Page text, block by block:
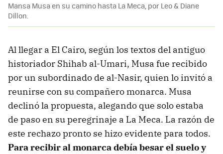
Mansa Musa en su camino hasta La Meca, por Leo & Diane
Dillon.
Al llegar a El Cairo, según los textos del antiguo
historiador Shihab al-Umari, Musa fue recibido
por un subordinado de al-Nasir, quien lo invitó a
reunirse con su compañero monarca. Musa
declinó la propuesta, alegando que solo estaba
de paso en su peregrinaje a La Meca. La razón de
este rechazo pronto se hizo evidente para todos.
Para recibir al monarca debía besar el suelo y